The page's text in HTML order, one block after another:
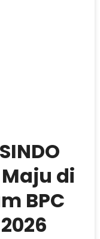
di
BPC